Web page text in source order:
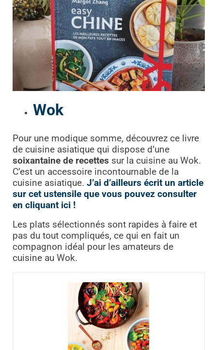
Wok
Pour une modique somme, découvrez ce livre
de cuisine asiatique qui dispose d’une
soixantaine de recettes sur la cuisine au Wok.
C’est un accessoire incontournable de la
cuisine asiatique. J’ai d’ailleurs écrit un article
sur cet ustensile que vous pouvez consulter
en cliquant ici !
Les plats sélectionnés sont rapides à faire et
pas du tout compliqués, ce qui en fait un
compagnon idéal pour les amateurs de
cuisine au Wok.